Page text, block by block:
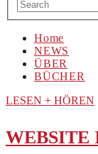
Home
NEWS
ÜBER
BÜCHER
LESEN + HÖREN
WEBSITE